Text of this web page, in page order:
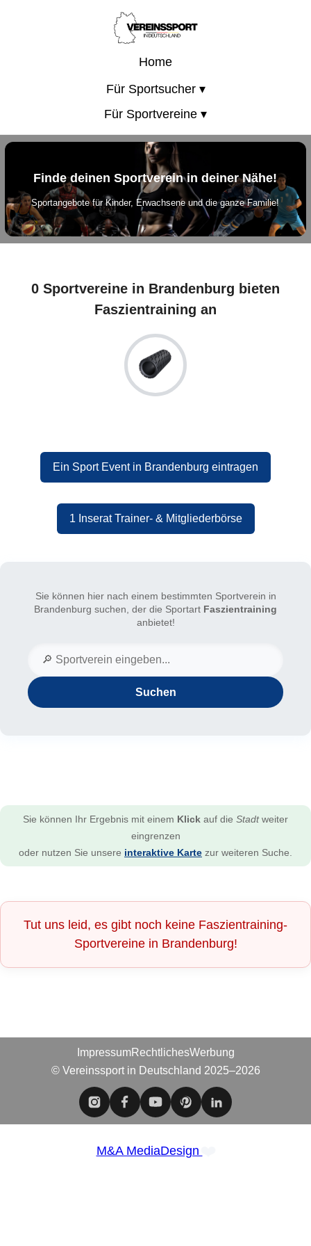
Home
Für Sportsucher ▾
Für Sportvereine ▾
Finde deinen Sportverein in deiner Nähe!
Sportangebote für Kinder, Erwachsene und die ganze Familie!
0 Sportvereine in Brandenburg bieten
Faszientraining an
Ein Sport Event in Brandenburg eintragen
1 Inserat Trainer- & Mitgliederbörse
Sie können hier nach einem bestimmten Sportverein in
Brandenburg suchen, der die Sportart Faszientraining
anbietet!
Suchen
Sie können Ihr Ergebnis mit einem Klick auf die Stadtweiter
eingrenzen
oder nutzen Sie unsere interaktive Karte zur weiteren Suche.
Tut uns leid, es gibt noch keine Faszientraining-
Sportvereine in Brandenburg!
ImpressumRechtlichesWerbung
© Vereinssport in Deutschland 2025–2026
M&A MediaDesign